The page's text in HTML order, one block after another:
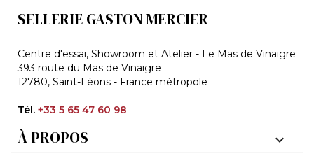
SELLERIE GASTON MERCIER
Centre d'essai, Showroom et Atelier - Le Mas de Vinaigre
393 route du Mas de Vinaigre
12780, Saint-Léons - France métropole
Tél. +33 5 65 47 60 98
À PROPOS 